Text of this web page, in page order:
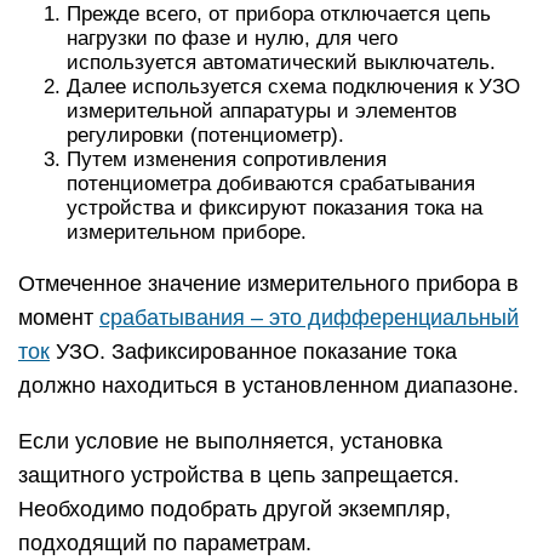
Прежде всего, от прибора отключается цепь
нагрузки по фазе и нулю, для чего
используется автоматический выключатель.
Далее используется схема подключения к УЗО
измерительной аппаратуры и элементов
регулировки (потенциометр).
Путем изменения сопротивления
потенциометра добиваются срабатывания
устройства и фиксируют показания тока на
измерительном приборе.
Отмеченное значение измерительного прибора в
момент срабатывания – это дифференциальный
ток УЗО. Зафиксированное показание тока
должно находиться в установленном диапазоне.
Если условие не выполняется, установка
защитного устройства в цепь запрещается.
Необходимо подобрать другой экземпляр,
подходящий по параметрам.